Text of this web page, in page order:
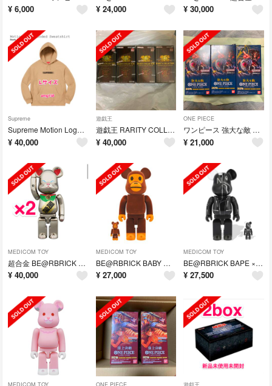
¥ 6,000 ¥ 24,000 ¥ 30,000
Supreme
Supreme Motion Logo Hooded Sweatshirt
¥ 40,000
遊戯王
遊戯王 RARITY COLLECTION - QUARTER CENTURY
¥ 40,000
ONE PIECE
ワンピース 強大な敵 3box 新品 未開封 テープ付き ONE PIECE
¥ 21,000
MEDICOM TOY
超合金 BE@RBRICK 招き猫 銀メッキ弐 2体
¥ 40,000
MEDICOM TOY
BE@RBRICK BABY MILO Flocky Ver. 100 &400
¥ 27,000
MEDICOM TOY
BE@RBRICK BAPE × NEIGHBORHOOD 100% 400%
¥ 27,500